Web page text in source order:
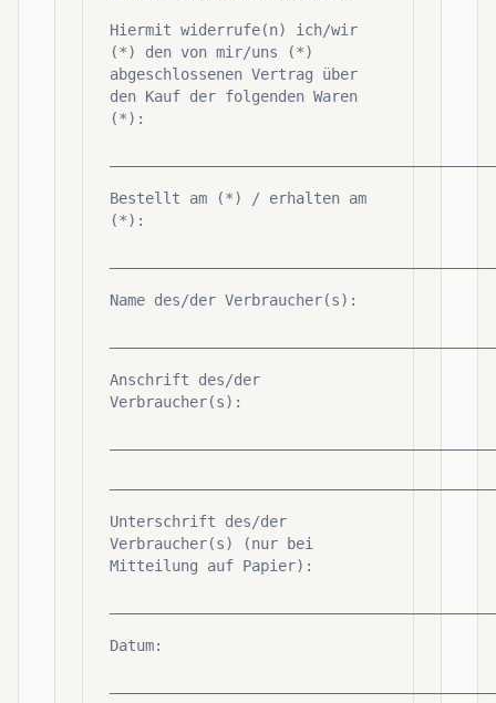
Hiermit widerrufe(n) ich/wir
(*) den von mir/uns (*)
abgeschlossenen Vertrag über
den Kauf der folgenden Waren
(*):
Bestellt am (*) / erhalten am
(*):
Name des/der Verbraucher(s):
Anschrift des/der
Verbraucher(s):
Unterschrift des/der
Verbraucher(s) (nur bei
Mitteilung auf Papier):
Datum: